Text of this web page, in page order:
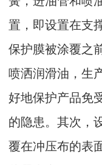
置，即设置在支
保护膜被涂覆之
喷洒润滑油，生
好地保护产品免
的隐患。其次，
覆在冲压布的表